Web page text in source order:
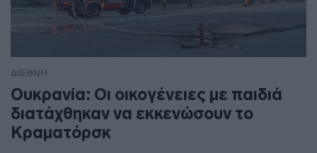
ΔΙΕΘΝΗ
Ουκρανία: Οι οικογένειες με παιδιά
διατάχθηκαν να εκκενώσουν το
Κραματόρσκ